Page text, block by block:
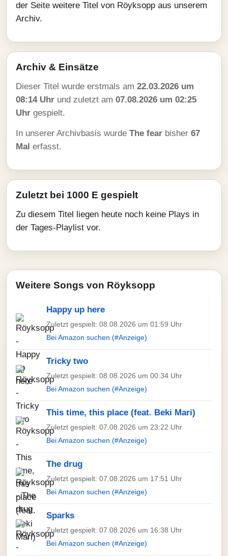
der Seite weitere Titel von Röyksopp aus unserem
Archiv.
Archiv & Einsätze
Dieser Titel wurde erstmals am 22.03.2026 um
08:14 Uhr und zuletzt am 07.08.2026 um 02:25
Uhr gespielt.
In unserer Archivbasis wurde The fear bisher 67
Mal erfasst.
Zuletzt bei 1000 E gespielt
Zu diesem Titel liegen heute noch keine Plays in
der Tages-Playlist vor.
Weitere Songs von Röyksopp
Happy up here
Zuletzt gespielt: 08.08.2026 um 01:59 Uhr
Bei Amazon suchen (#Anzeige)
Tricky two
Zuletzt gespielt: 08.08.2026 um 00:34 Uhr
Bei Amazon suchen (#Anzeige)
This time, this place (feat. Beki Mari)
Zuletzt gespielt: 07.08.2026 um 23:22 Uhr
Bei Amazon suchen (#Anzeige)
The drug
Zuletzt gespielt: 07.08.2026 um 17:51 Uhr
Bei Amazon suchen (#Anzeige)
Sparks
Zuletzt gespielt: 07.08.2026 um 16:38 Uhr
Bei Amazon suchen (#Anzeige)